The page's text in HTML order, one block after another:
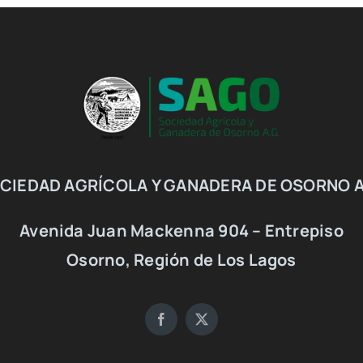
AGRÍCOLA Y GANADERA DE OSORNO
Avenida Juan Mackenna 904 – Entrepiso
Osorno, Región de Los Lagos